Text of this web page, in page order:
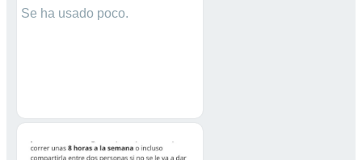
Se ha usado poco.